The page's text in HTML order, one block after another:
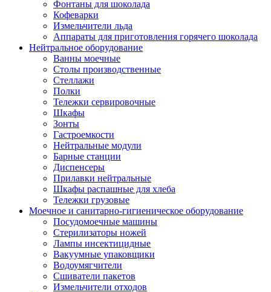
Фонтаны для шоколада
Кофеварки
Измельчители льда
Аппараты для приготовления горячего шоколада
Нейтральное оборудование
Ванны моечные
Столы производственные
Стеллажи
Полки
Тележки сервировочные
Шкафы
Зонты
Гастроемкости
Нейтральные модули
Барные станции
Диспенсеры
Прилавки нейтральные
Шкафы распашные для хлеба
Тележки грузовые
Моечное и санитарно-гигиеническое оборудование
Посудомоечные машины
Стерилизаторы ножей
Лампы инсектицидные
Вакуумные упаковщики
Водоумягчители
Сшиватели пакетов
Измельчители отходов